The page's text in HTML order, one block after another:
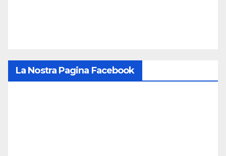
La Nostra Pagina Facebook